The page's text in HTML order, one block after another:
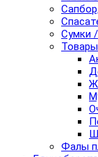
Сумки
Фалы